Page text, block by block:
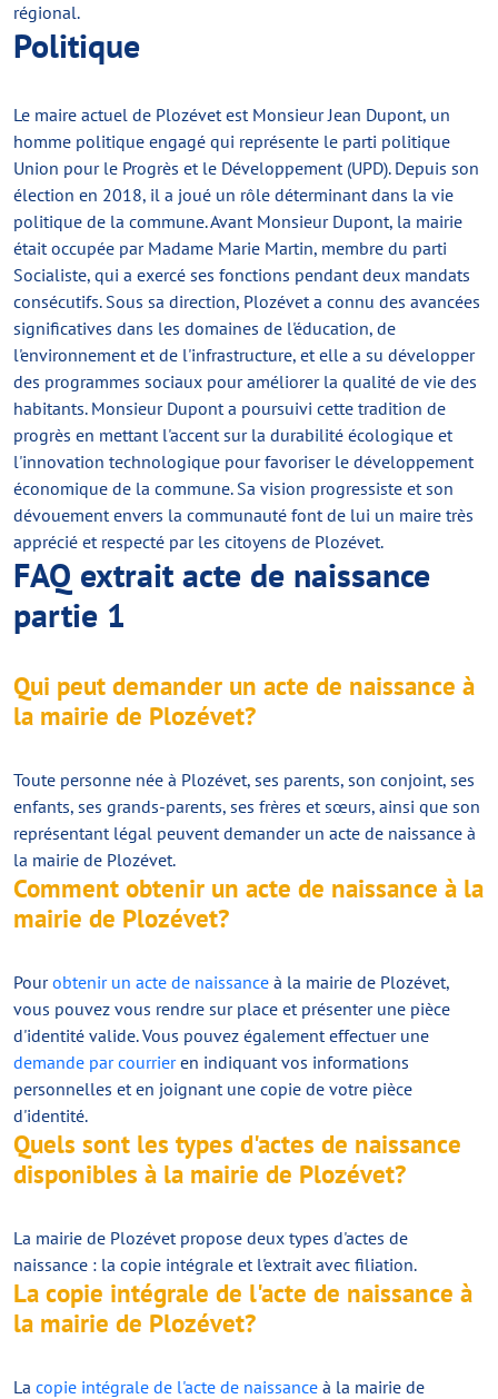
régional.
Politique
Le maire actuel de Plozévet est Monsieur Jean Dupont, un
homme politique engagé qui représente le parti politique
Union pour le Progrès et le Développement (UPD). Depuis son
élection en 2018, il a joué un rôle déterminant dans la vie
politique de la commune. Avant Monsieur Dupont, la mairie
était occupée par Madame Marie Martin, membre du parti
Socialiste, qui a exercé ses fonctions pendant deux mandats
consécutifs. Sous sa direction, Plozévet a connu des avancées
significatives dans les domaines de l'éducation, de
l'environnement et de l'infrastructure, et elle a su développer
des programmes sociaux pour améliorer la qualité de vie des
habitants. Monsieur Dupont a poursuivi cette tradition de
progrès en mettant l'accent sur la durabilité écologique et
l'innovation technologique pour favoriser le développement
économique de la commune. Sa vision progressiste et son
dévouement envers la communauté font de lui un maire très
apprécié et respecté par les citoyens de Plozévet.
FAQ extrait acte de naissance
partie 1
Qui peut demander un acte de naissance à
la mairie de Plozévet?
Toute personne née à Plozévet, ses parents, son conjoint, ses
enfants, ses grands-parents, ses frères et sœurs, ainsi que son
représentant légal peuvent demander un acte de naissance à
la mairie de Plozévet.
Comment obtenir un acte de naissance à la
mairie de Plozévet?
Pourobtenir un acte de naissance à la mairie de Plozévet,
vous pouvez vous rendre sur place et présenter une pièce
d'identité valide. Vous pouvez également effectuer une
demande par courrieren indiquant vos informations
personnelles et en joignant une copie de votre pièce
d'identité.
Quels sont les types d'actes de naissance
disponibles à la mairie de Plozévet?
La mairie de Plozévet propose deux types d'actes de
naissance : la copie intégrale et l'extrait avec filiation.
La copie intégrale de l'acte de naissance à
la mairie de Plozévet?
La copie intégrale de l'acte de naissance à la mairie de